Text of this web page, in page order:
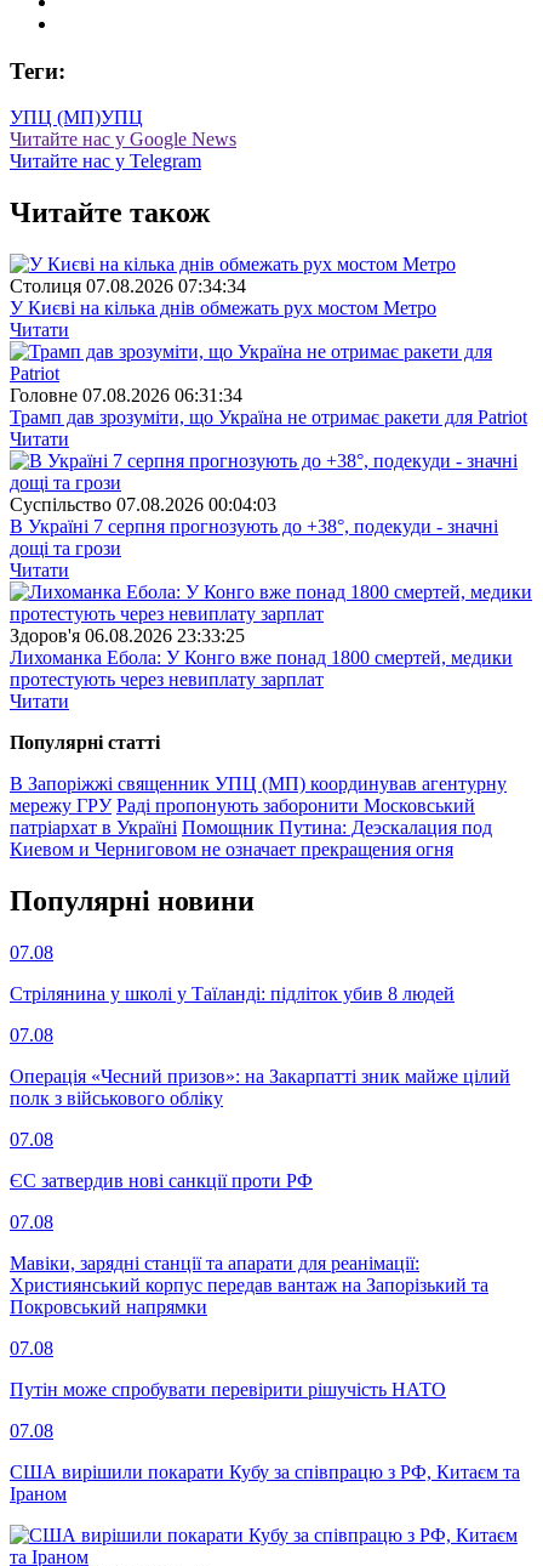
Теги:
УПЦ (МП)УПЦ
Читайте нас у Google News
Читайте нас у Telegram
Читайте також
Столиця 07.08.2026 07:34:34
У Києві на кілька днів обмежать рух мостом Метро
Читати
Головне 07.08.2026 06:31:34
Трамп дав зрозуміти, що Україна не отримає ракети для Patriot
Читати
Суспiльство 07.08.2026 00:04:03
В Україні 7 серпня прогнозують до +38°, подекуди - значні
дощі та грози
Читати
Здоров'я 06.08.2026 23:33:25
Лихоманка Ебола: У Конго вже понад 1800 смертей, медики
протестують через невиплату зарплат
Читати
Популярнi статтi
В Запоріжжі священник УПЦ (МП) координував агентурну
мережу ГРУ Раді пропонують заборонити Московський
патріархат в Україні Помощник Путина: Деэскалация под
Киевом и Черниговом не означает прекращения огня
Популярнi новини
07.08
Стрілянина у школі у Таїланді: підліток убив 8 людей
07.08
Операція «Чесний призов»: на Закарпатті зник майже цілий
полк з військового обліку
07.08
ЄС затвердив нові санкції проти РФ
07.08
Мавіки, зарядні станції та апарати для реанімації:
Християнський корпус передав вантаж на Запорізький та
Покровський напрямки
07.08
Путін може спробувати перевірити рішучість НАТО
07.08
США вирішили покарати Кубу за співпрацю з РФ, Китаєм та
Іраном